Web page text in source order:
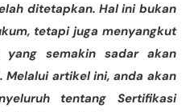
ditetapkan. Hal ini bukan
tetapi juga menyangkut
yang semakin sadar akan
Melalui artikel ini, anda akan
tentang Sertifikasi